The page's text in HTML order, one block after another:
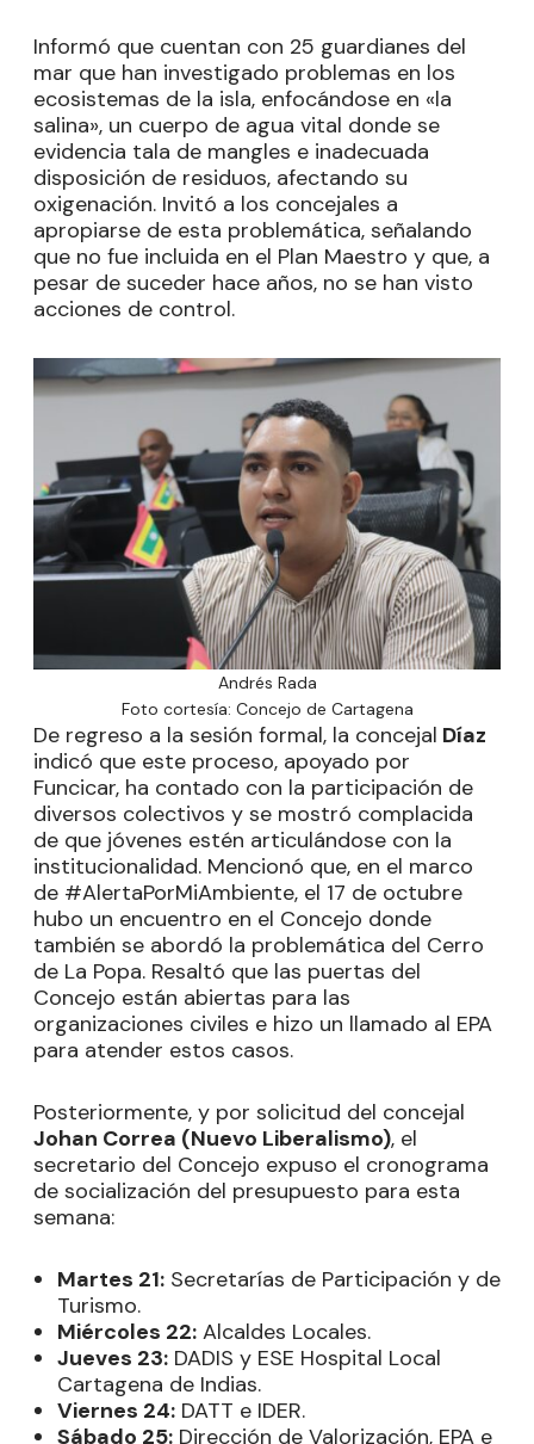
Informó que cuentan con 25 guardianes del
mar que han investigado problemas en los
ecosistemas de la isla, enfocándose en «la
salina», un cuerpo de agua vital donde se
evidencia tala de mangles e inadecuada
disposición de residuos, afectando su
oxigenación. Invitó a los concejales a
apropiarse de esta problemática, señalando
que no fue incluida en el Plan Maestro y que, a
pesar de suceder hace años, no se han visto
acciones de control.
Andrés Rada
Foto cortesía: Concejo de Cartagena
De regreso a la sesión formal, la concejal Díaz
indicó que este proceso, apoyado por
Funcicar, ha contado con la participación de
diversos colectivos y se mostró complacida
de que jóvenes estén articulándose con la
institucionalidad. Mencionó que, en el marco
de #AlertaPorMiAmbiente, el 17 de octubre
hubo un encuentro en el Concejo donde
también se abordó la problemática del Cerro
de La Popa. Resaltó que las puertas del
Concejo están abiertas para las
organizaciones civiles e hizo un llamado al EPA
para atender estos casos.
Posteriormente, y por solicitud del concejal
Johan Correa (Nuevo Liberalismo), el
secretario del Concejo expuso el cronograma
de socialización del presupuesto para esta
semana:
Martes 21: Secretarías de Participación y de
Turismo.
Miércoles 22: Alcaldes Locales.
Jueves 23: DADIS y ESE Hospital Local
Cartagena de Indias.
Viernes 24: DATT e IDER.
Sábado 25: Dirección de Valorización, EPA e